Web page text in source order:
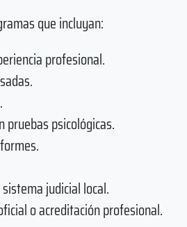
que incluyan:
profesional.
pruebas psicológicas.
judicial local.
o acreditación profesional.